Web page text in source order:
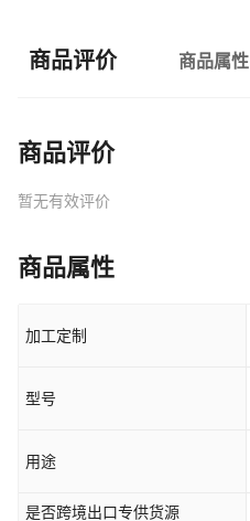
商品评价 商品属性
商品评价
暂无有效评价
商品属性
加工定制
型号
用途
是否跨境出口专供货源